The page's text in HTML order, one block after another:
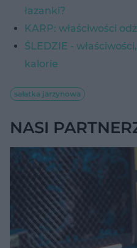
łazanki?
KARP: właściwości
ŚLEDZIE -
kalorie
sałatka jarzynowa
NASI